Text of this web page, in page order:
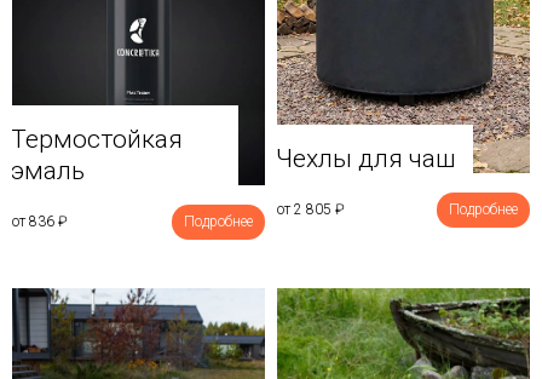
Термостойкая
эмаль
от 836 ₽ Подробнее
Чехлы для чаш
от 2 805 ₽ Подробнее